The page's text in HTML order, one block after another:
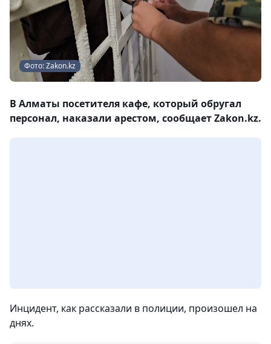
Фото: Zakon.kz
В Алматы посетителя кафе, который обругал
персонал, наказали арестом, сообщает Zakon.kz.
Инцидент, как рассказали в полиции, произошел на
днях.